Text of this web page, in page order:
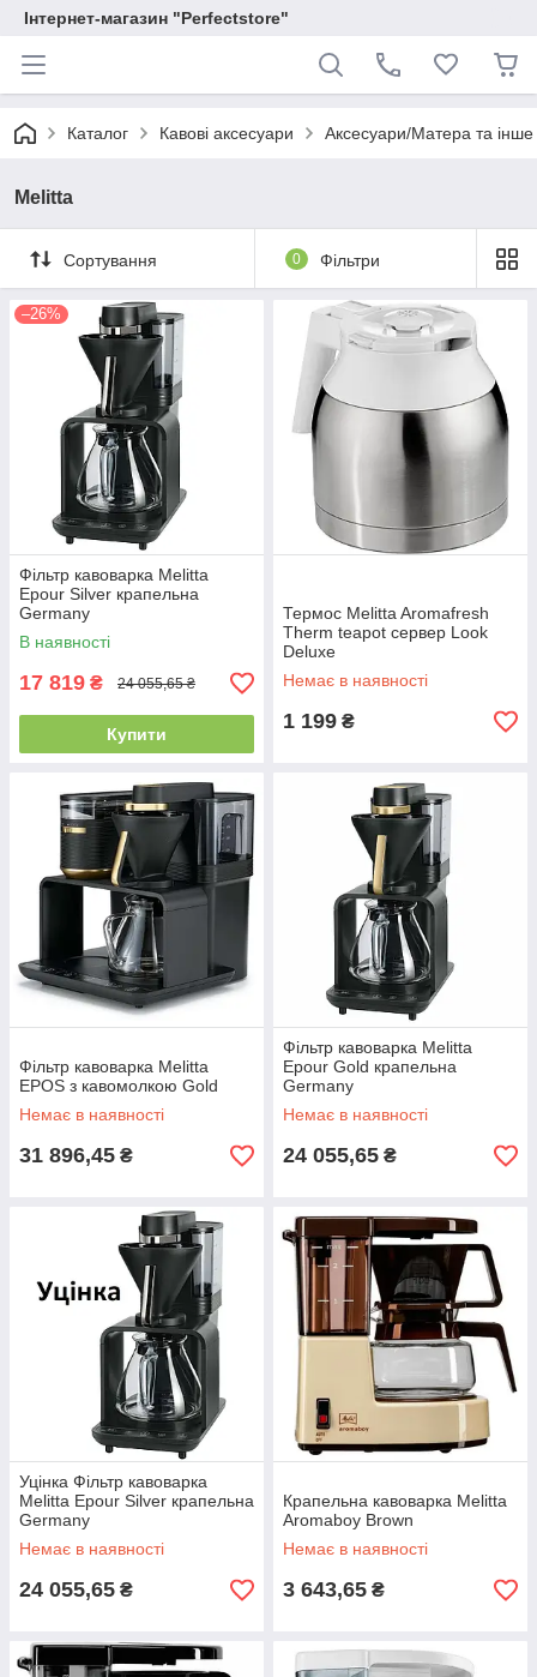
Інтернет-магазин "Perfectstore"
Каталог Кавові аксесуари Аксесуари/Матера та інше
Melitta
Сортування 0 Фільтри
–26%
Фільтр кавоварка Melitta
Epour Silver крапельна
Germany
В наявності
17 819 ₴ 24 055,65 ₴
Купити
Термос Melitta Aromafresh
Therm teapot сервер Look
Deluxe
Немає в наявності
1 199 ₴
Фільтр кавоварка Melitta
EPOS з кавомолкою Gold
Немає в наявності
31 896,45 ₴
Фільтр кавоварка Melitta
Epour Gold крапельна
Germany
Немає в наявності
24 055,65 ₴
Уцінка Фільтр кавоварка
Melitta Epour Silver крапельна
Germany
Немає в наявності
24 055,65 ₴
Крапельна кавоварка Melitta
Aromaboy Brown
Немає в наявності
3 643,65 ₴